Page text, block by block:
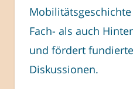
Fach- als auch
und fördert
Diskussionen.